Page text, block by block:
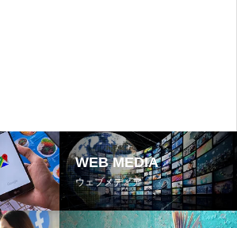
WEB MEDIA
ウェブメディア